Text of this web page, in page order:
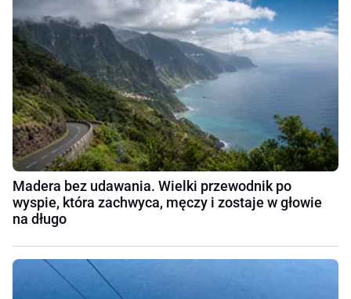
Madera bez udawania. Wielki przewodnik po
wyspie, która zachwyca, męczy i zostaje w głowie
na długo